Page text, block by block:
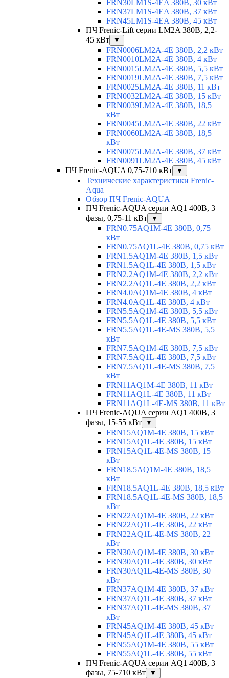
FRN30LM1S-4EA 380В, 30 кВт
FRN37LM1S-4EA 380В, 37 кВт
FRN45LM1S-4EA 380В, 45 кВт
ПЧ Frenic-Lift серии LM2A 380В, 2,2-
45 кВт
▼
FRN0006LM2A-4E 380В, 2,2 кВт
FRN0010LM2A-4E 380В, 4 кВт
FRN0015LM2A-4E 380В, 5,5 кВт
FRN0019LM2A-4E 380В, 7,5 кВт
FRN0025LM2A-4E 380В, 11 кВт
FRN0032LM2A-4E 380В, 15 кВт
FRN0039LM2A-4E 380В, 18,5
кВт
FRN0045LM2A-4E 380В, 22 кВт
FRN0060LM2A-4E 380В, 18,5
кВт
FRN0075LM2A-4E 380В, 37 кВт
FRN0091LM2A-4E 380В, 45 кВт
ПЧ Frenic-AQUA 0,75-710 кВт
▼
Технические характеристики Frenic-
Aqua
Обзор ПЧ Frenic-AQUA
ПЧ Frenic-AQUA серии AQ1 400В, 3
фазы, 0,75-11 кВт
▼
FRN0.75AQ1M-4E 380В, 0,75
кВт
FRN0.75AQ1L-4E 380В, 0,75 кВт
FRN1.5AQ1M-4E 380В, 1,5 кВт
FRN1.5AQ1L-4E 380В, 1,5 кВт
FRN2.2AQ1M-4E 380В, 2,2 кВт
FRN2.2AQ1L-4E 380В, 2,2 кВт
FRN4.0AQ1M-4E 380В, 4 кВт
FRN4.0AQ1L-4E 380В, 4 кВт
FRN5.5AQ1M-4E 380В, 5,5 кВт
FRN5.5AQ1L-4E 380В, 5,5 кВт
FRN5.5AQ1L-4E-MS 380В, 5,5
кВт
FRN7.5AQ1M-4E 380В, 7,5 кВт
FRN7.5AQ1L-4E 380В, 7,5 кВт
FRN7.5AQ1L-4E-MS 380В, 7,5
кВт
FRN11AQ1M-4E 380В, 11 кВт
FRN11AQ1L-4E 380В, 11 кВт
FRN11AQ1L-4E-MS 380В, 11 кВт
ПЧ Frenic-AQUA серии AQ1 400В, 3
фазы, 15-55 кВт
▼
FRN15AQ1M-4E 380В, 15 кВт
FRN15AQ1L-4E 380В, 15 кВт
FRN15AQ1L-4E-MS 380В, 15
кВт
FRN18.5AQ1M-4E 380В, 18,5
кВт
FRN18.5AQ1L-4E 380В, 18,5 кВт
FRN18.5AQ1L-4E-MS 380В, 18,5
кВт
FRN22AQ1M-4E 380В, 22 кВт
FRN22AQ1L-4E 380В, 22 кВт
FRN22AQ1L-4E-MS 380В, 22
кВт
FRN30AQ1M-4E 380В, 30 кВт
FRN30AQ1L-4E 380В, 30 кВт
FRN30AQ1L-4E-MS 380В, 30
кВт
FRN37AQ1M-4E 380В, 37 кВт
FRN37AQ1L-4E 380В, 37 кВт
FRN37AQ1L-4E-MS 380В, 37
кВт
FRN45AQ1M-4E 380В, 45 кВт
FRN45AQ1L-4E 380В, 45 кВт
FRN55AQ1M-4E 380В, 55 кВт
FRN55AQ1L-4E 380В, 55 кВт
ПЧ Frenic-AQUA серии AQ1 400В, 3
фазы, 75-710 кВт
▼